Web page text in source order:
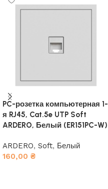
PC-розетка компьютерная 1-
я RJ45, Cat.5e UTP Soft
ARDERO, Белый (ER151PC-W)
ARDERO, Soft, Белый
160,00 ₴